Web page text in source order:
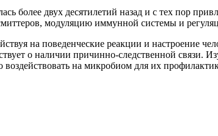
более двух десятилетий назад и с тех пор
модуляцию иммунной системы и
на поведенческие реакции и настроение
о наличии причинно-следственной связи.
на микробиом для их